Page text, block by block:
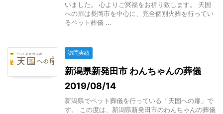
いました。 心よりご冥福をお祈り致します。 天国
への扉は長岡市を中心に、完全個別火葬を行ってい
るペット葬儀 ...
訪問実績
新潟県新発田市 わんちゃんの葬儀
2019/08/14
新潟県でペット葬儀を行っている「天国への扉」で
す。 この度は、新潟県新発田市のわんちゃんの葬儀